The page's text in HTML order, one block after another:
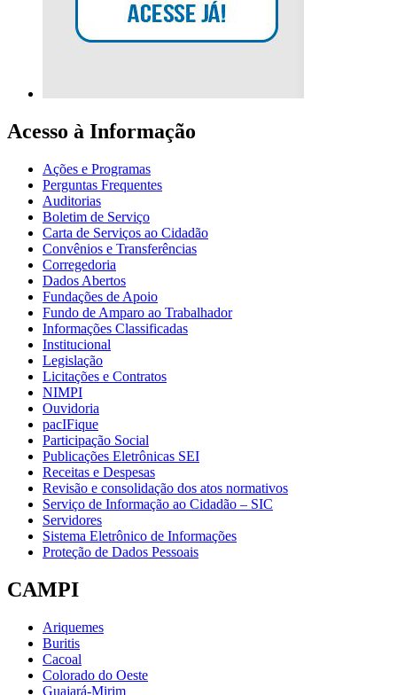
Acesso à Informação
Ações e Programas
Perguntas Frequentes
Auditorias
Boletim de Serviço
Carta de Serviços ao Cidadão
Convênios e Transferências
Corregedoria
Dados Abertos
Fundações de Apoio
Fundo de Amparo ao Trabalhador
Informações Classificadas
Institucional
Legislação
Licitações e Contratos
NIMPI
Ouvidoria
pacIFique
Participação Social
Publicações Eletrônicas SEI
Receitas e Despesas
Revisão e consolidação dos atos normativos
Serviço de Informação ao Cidadão – SIC
Servidores
Sistema Eletrônico de Informações
Proteção de Dados Pessoais
CAMPI
Ariquemes
Buritis
Cacoal
Colorado do Oeste
Guajará-Mirim